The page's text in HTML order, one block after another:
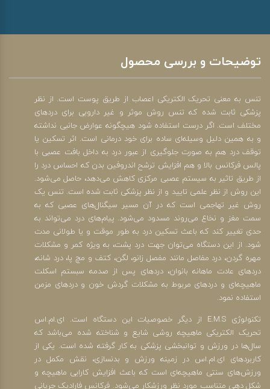
توضیحات و بررسی محصول
تنس به معنی تحریک الکتریکی اعصاب از طریق پوست است. از نظر
پزشکی ثابت شده که تنس روش موثر و غیر دارویی برای دردهای
مختلف است. اگر درست استفاده شود هیچگونه عوارض جانبی نداشته
و به همین دلیل وسیله‌ای ساده برای خود درمانی است. اثر تسکین یا
توقف درد هم به صورت جلوگیری از عبور درد به داخل بافت عصبی با
پالس فرکانس بالا و هم افزایش ترشح اندروفین بدن که احساس درد را
از طریق تاثیر به سیستم عصبی مرکزی کاهش می‌دهد، حاصل می‌شود.
این روش از نظر علمی تایید و از نظر پزشکی ثابت شده است. تنس یک
روش غیر تهاجمی است که در آن مسیر سیگنال‌های عصبی که به
سمت مغز و نخاع می‌روند مسدود می‌شود. پیام‌های درد می‌تواند به
حدی تغییر کند که باعث تسکین درد به طور موقت و یا طولانی مدت
شود. از این دستگاه می‌توان جهت درد پشت، به ویژه کمر و مشکلات
مهره گردن، درد مفاصل مانند مفصل زانو، لگن، کتف و مچ پا، درد شانه،
دردهای عادت ماهانه بانوان، دردهای پس از صدمه سبستم اسکلت
ماهیچه‌ای و دردهای مربوط به مشکلات گردش خون و دردهای مزمن
استفاده نمود.
تکنولوژی E.M.S از دیگر خصوصیات این دستگاه است. ای.ام.اس
تحریک الکتریکی ماهیچه روشی شایع و شناخته شده می‌باشد که
سال‌ها در ورزش و توانبخشی پزشکی به کار گرفته شده است. یکی از
کاربردهای ای.ام.اس در زمینه ورزش و بدنسازی، نقش مکمل در
ورزش‌های سنتی ماهیچه‌ای است که باعث افزایش کارایی ماهیچه و
شکل دهی متناسب مورد نظر ورزشکار می‌شود. فرکانس فارادیک جریانی